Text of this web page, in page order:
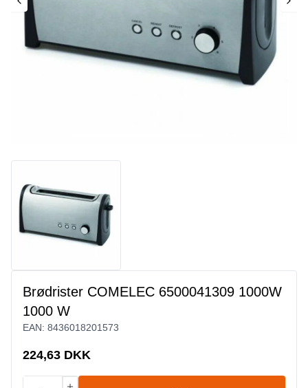
Brødrister COMELEC 6500041309 1000W
1000 W
EAN: 8436018201573
224,63 DKK